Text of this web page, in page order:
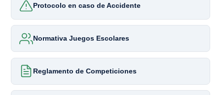
Protocolo en caso de Accidente
Normativa Juegos Escolares
Reglamento de Competiciones